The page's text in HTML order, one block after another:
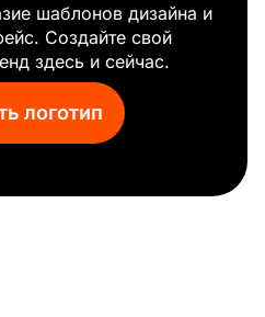
шаблонов дизайна и
Создайте свой
здесь и сейчас.
логотип